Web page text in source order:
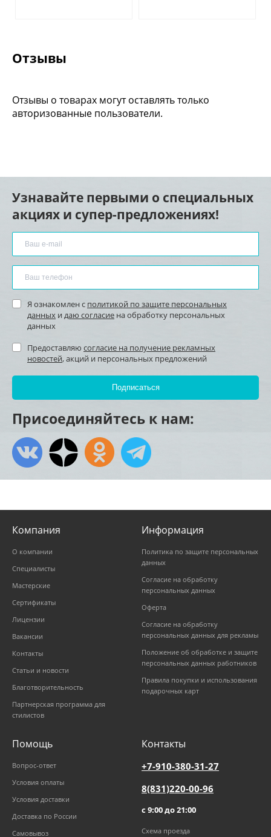
Отзывы
Отзывы о товарах могут оставлять только
авторизованные пользователи.
Узнавайте первыми о специальных
акциях и супер-предложениях!
Я ознакомлен с политикой по защите персональных
данных и даю согласие на обработку персональных
данных
Предоставляю согласие на получение рекламных
новостей, акций и персональных предложений
Присоединяйтесь к нам:
Компания
О компании
Специалисты
Мастерские
Сертификаты
Лицензии
Вакансии
Контакты
Статьи и новости
Благотворительность
Партнерская программа для
стилистов
Информация
Политика по защите персональных
данных
Согласие на обработку
персональных данных
Оферта
Согласие на обработку
персональных данных для рекламы
Положение об обработке и защите
персональных данных работников
Правила покупки и использования
подарочных карт
Помощь
Вопрос-ответ
Условия оплаты
Условия доставки
Доставка по России
Самовывоз
Контакты
+7-910-380-31-27
8(831)220-00-96
с 9:00 до 21:00
Схема проезда